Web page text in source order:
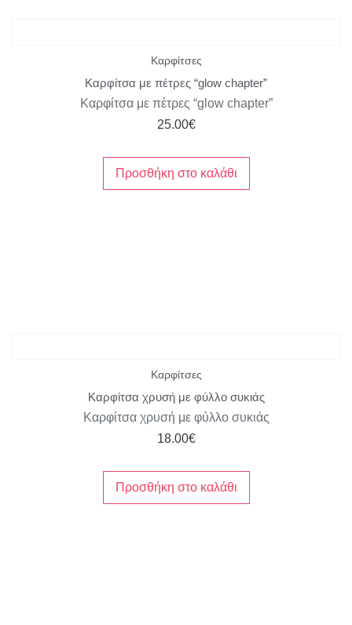
Καρφίτσες
Καρφίτσα με πέτρες “glow chapter”
Καρφίτσα με πέτρες “glow chapter”
25.00€
Προσθήκη στο καλάθι
Καρφίτσες
Καρφίτσα χρυσή με φύλλο συκιάς
Καρφίτσα χρυσή με φύλλο συκιάς
18.00€
Προσθήκη στο καλάθι